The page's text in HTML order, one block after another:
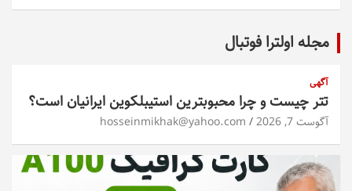
مجله اولترا فوتبال
آگهی
تتر چیست و چرا محبوبترین استیبلکوین ایرانیان است؟
آگوست 7, 2026 hosseinmikhak@yahoo.com